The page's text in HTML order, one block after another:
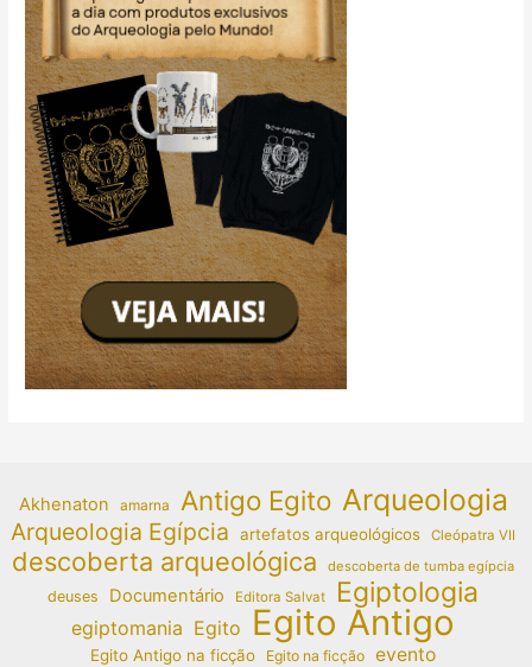
Akhenaton amarna Antigo Egito Arqueologia
Arqueologia Egípcia artefatos arqueológicos Cleópatra VII
descoberta arqueológica descoberta de tumba egípcia
deuses Documentário Editora Salvat Egiptologia
egiptomania Egito Egito Antigo
Egito Antigo na ficção Egito na ficção evento